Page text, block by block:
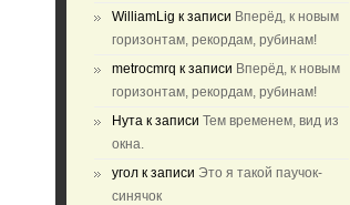
WilliamLig к записи Вперёд, к новым
горизонтам, рекордам, рубинам!
metrocmrq к записи Вперёд, к новым
горизонтам, рекордам, рубинам!
Нута к записи Тем временем, вид из
окна.
угол к записи Это я такой паучок-
синячок